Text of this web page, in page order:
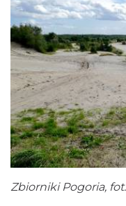
Zbiorniki Pogoria, fot.